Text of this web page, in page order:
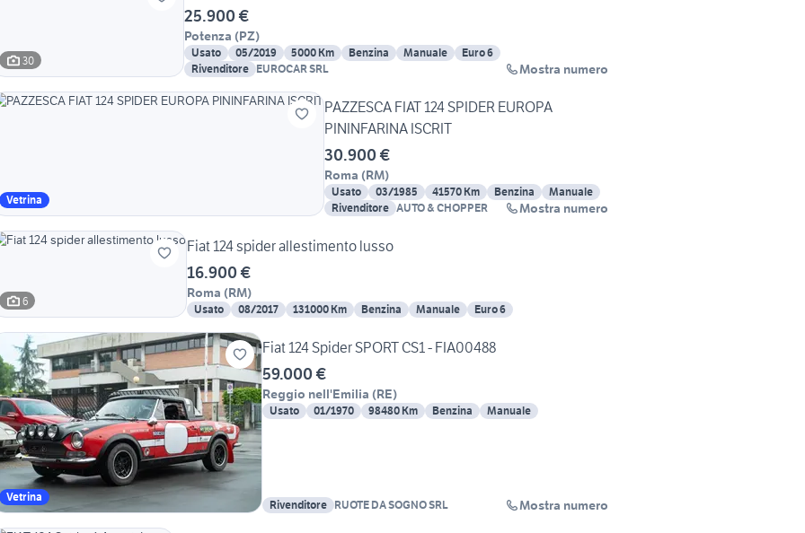
30
25.900 €
Potenza (PZ)
Usato 05/2019 5000 Km Benzina Manuale
Euro 6
Rivenditore EUROCAR SRL Mostra numero
Vetrina
PAZZESCA FIAT 124 SPIDER EUROPA
PININFARINA ISCRIT
30.900 €
Roma (RM)
Usato 03/1985 41570 Km Benzina
Manuale
Rivenditore AUTO & CHOPPER Mostra numero
6
Fiat 124 spider allestimento lusso
16.900 €
Roma (RM)
Usato 08/2017 131000 Km Benzina Manuale Euro 6
Vetrina
Fiat 124 Spider SPORT CS1 - FIA00488
59.000 €
Reggio nell'Emilia (RE)
Usato 01/1970 98480 Km Benzina Manuale
Rivenditore RUOTE DA SOGNO SRL Mostra numero